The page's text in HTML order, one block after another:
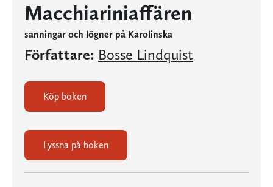
Macchiariniaffären
sanningar och lögner på Karolinska
Författare: Bosse Lindquist
Köp boken
Lyssna på boken